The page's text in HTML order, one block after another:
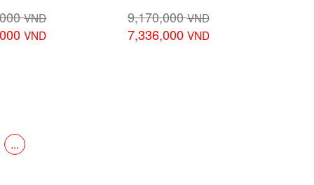
VND
VND
9,170,000VND
7,336,000 VND
...